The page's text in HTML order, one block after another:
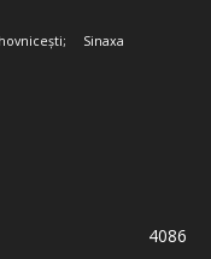
Sinaxa
4086